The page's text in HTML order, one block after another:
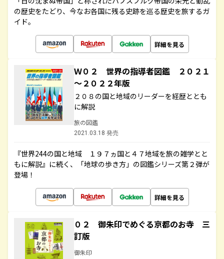
の歴史をたどり、今なお各国に残る史跡を巡る歴史を旅するガ
イド。
詳細を見る
Ｗ０２ 世界の指導者図鑑 ２０２１
～２０２２年版
２０８の国と地域のリーダーを経歴ととも
に解説
旅の図鑑
2021.03.18 発売
『世界244の国と地域 １９７ヵ国と４７地域を旅の雑学とと
もに解説』に続く、「地球の歩き方」の図鑑シリーズ第２弾が
登場！
詳細を見る
０２ 御朱印でめぐる京都のお寺 三
訂版
御朱印